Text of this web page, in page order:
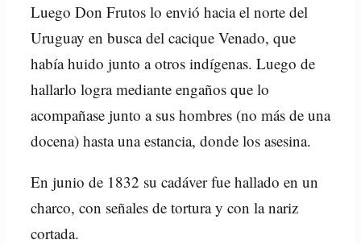
Luego Don Frutos lo envió hacia el norte del
Uruguay en busca del cacique Venado, que
había huido junto a otros indígenas. Luego de
hallarlo logra mediante engaños que lo
acompañase junto a sus hombres (no más de una
docena) hasta una estancia, donde los asesina.
En junio de 1832 su cadáver fue hallado en un
charco, con señales de tortura y con la nariz
cortada.